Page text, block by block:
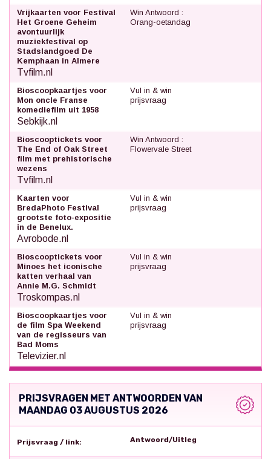
Vrijkaarten voor Festival
Het Groene Geheim
avontuurlijk
muziekfestival op
Stadslandgoed De
Kemphaan in Almere
Tvfilm.nl
Win Antwoord :
Orang-oetandag
Bioscoopkaartjes voor
Mon oncle Franse
komediefilm uit 1958
Sebkijk.nl
Vul in & win
prijsvraag
Bioscooptickets voor
The End of Oak Street
film met prehistorische
wezens
Tvfilm.nl
Win Antwoord :
Flowervale Street
Kaarten voor
BredaPhoto Festival
grootste foto-expositie
in de Benelux.
Avrobode.nl
Vul in & win
prijsvraag
Bioscooptickets voor
Minoes het iconische
katten verhaal van
Annie M.G. Schmidt
Troskompas.nl
Vul in & win
prijsvraag
Bioscoopkaartjes voor
de film Spa Weekend
van de regisseurs van
Bad Moms
Televizier.nl
Vul in & win
prijsvraag
PRIJSVRAGEN MET ANTWOORDEN VAN
MAANDAG 03 AUGUSTUS 2026
Prijsvraag / link: Antwoord/Uitleg